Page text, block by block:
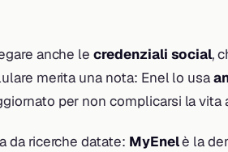
anche lecredenziali social,
merita una nota: Enel lo usa
per non complicarsi la vita
da ricerche datate: MyEnelè la